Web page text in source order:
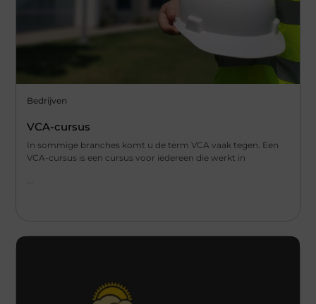
Bedrijven
VCA-cursus
In sommige branches komt u de term VCA vaak tegen. Een
VCA-cursus is een cursus voor iedereen die werkt in
...